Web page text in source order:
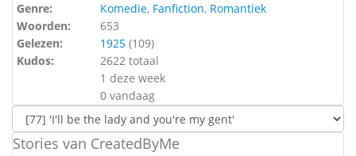
Genre:
Komedie, Fanfiction, Romantiek
Woorden:
653
Gelezen:
1925 (109)
Kudos:
2622 totaal
1 deze week
0 vandaag
Stories van CreatedByMe